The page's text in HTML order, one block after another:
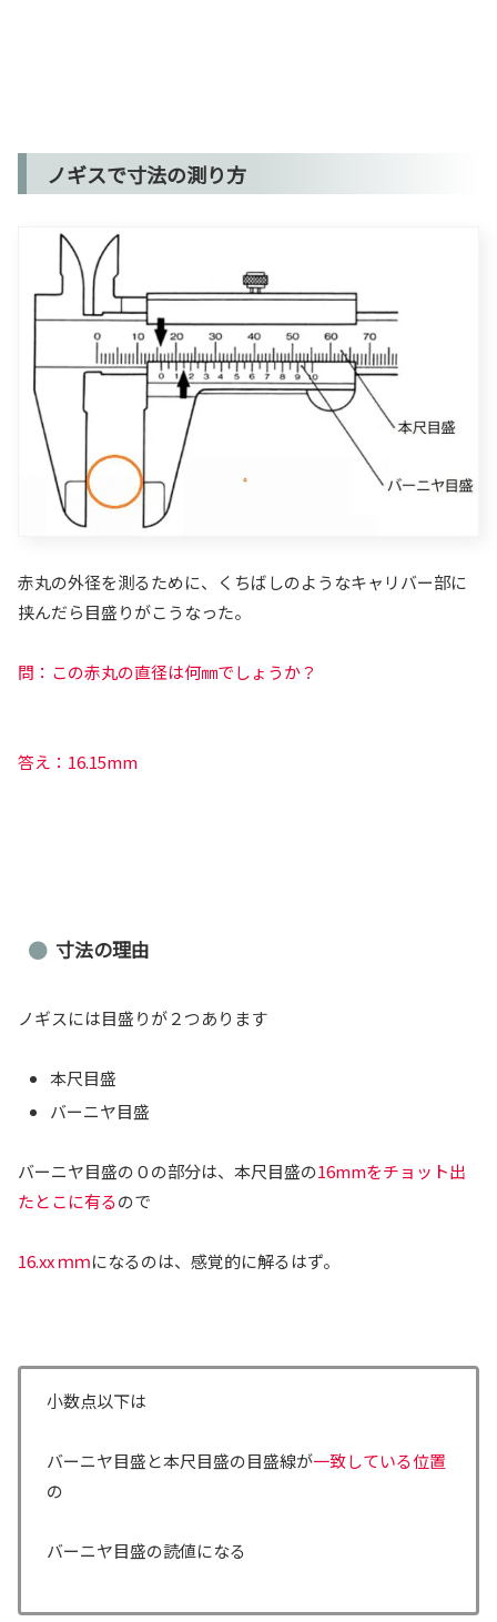
ノギスで寸法の測り方
赤丸の外径を測るために、くちばしのようなキャリバー部に
挟んだら目盛りがこうなった。
問： この赤丸の直径は何㎜でしょうか？
答え：16.15mm
寸法の理由
ノギスには目盛りが２つあります
本尺目盛
バーニヤ目盛
バーニヤ目盛の０の部分は、本尺目盛の16mmをチョット出
たとこに有るので
16.xx ｍｍになるのは、感覚的に解るはず。
小数点以下は
バーニヤ目盛と本尺目盛の目盛線が一致している位置
の
バーニヤ目盛の読値になる